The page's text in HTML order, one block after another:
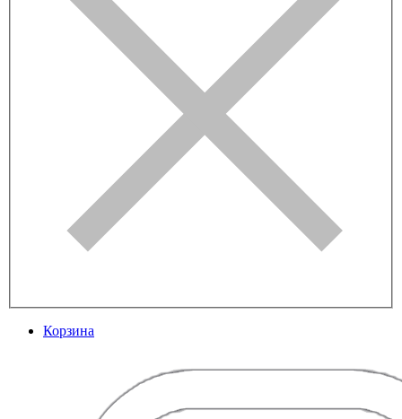
Корзина